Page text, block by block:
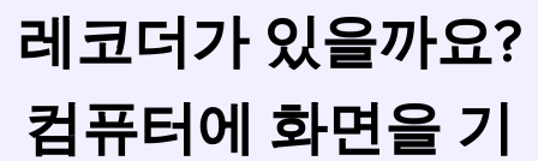
레코더가 있을까요?
컴퓨터에 화면을 기